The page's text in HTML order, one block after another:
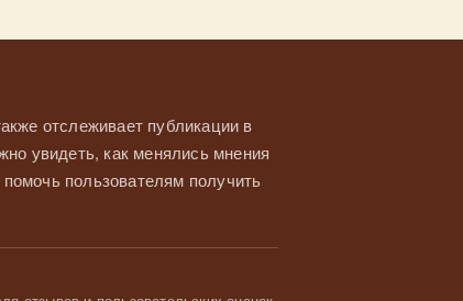
отслеживает публикации в
увидеть, как менялись мнения
пользователям получить